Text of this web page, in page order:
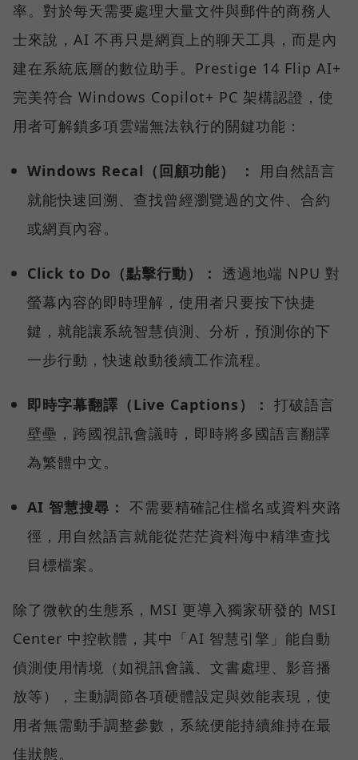
率。對於每天需要處理大量文件與郵件的商務人
士來說，AI 不再只是網頁上的聊天工具，而是內
建在系統底層的數位助手。Prestige 14 Flip AI+
完美符合 Windows Copilot+ PC 架構認證，使
用者可解鎖多項雲端無法執行的關鍵功能：
Windows Recal（回顧功能） ：
用自然語言
就能快速回溯、查找曾經瀏覽過的文件、合約
或網頁內容。
Click to Do（點擊行動）： 透過地端 NPU 對
螢幕內容的即時理解，使用者只要按下快捷
鍵，就能讓系統智慧偵測、分析，預測你的下
一步行動，快速啟動後續工作流程。
即時字幕翻譯（Live Captions）： 打破語言
壁壘，跨國視訊會議時，即時將多國語言翻譯
為繁體中文。
AI 智慧搜尋： 不需要精確記住檔名或資料夾路
徑，用自然語言就能從茫茫資料海中精準查找
目標檔案。
除了微軟的生態系，MSI 更導入獨家研發的 MSI
Center 中控軟體，其中「AI 智慧引擎」能自動
偵測使用情境（如視訊會議、文書處理、影音播
放等），主動調節各項硬體設定與效能表現，使
用者無需動手調整參數，系統便能持續維持在最
佳狀態。